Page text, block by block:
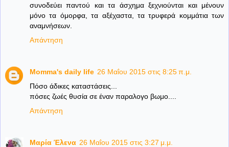
συνοδεύει παντού και τα άσχημα ξεχνιούνται και μένουν
μόνο τα όμορφα, τα αξέχαστα, τα τρυφερά κομμάτια των
αναμνήσεων.
Απάντηση
Momma's daily life 26 Μαΐου 2015 στις 8:25 π.μ.
Πόσο άδικες καταστάσεις...
πόσες ζωές θυσία σε έναν παραλογο βωμο....
Απάντηση
Μαρία Έλενα 26 Μαΐου 2015 στις 3:27 μ.μ.